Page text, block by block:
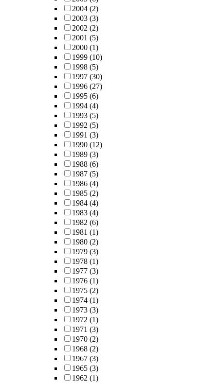
2004 (2)
2003 (3)
2002 (2)
2001 (5)
2000 (1)
1999 (10)
1998 (5)
1997 (30)
1996 (27)
1995 (6)
1994 (4)
1993 (5)
1992 (5)
1991 (3)
1990 (12)
1989 (3)
1988 (6)
1987 (5)
1986 (4)
1985 (2)
1984 (4)
1983 (4)
1982 (6)
1981 (1)
1980 (2)
1979 (3)
1978 (1)
1977 (3)
1976 (1)
1975 (2)
1974 (1)
1973 (3)
1972 (1)
1971 (3)
1970 (2)
1968 (2)
1967 (3)
1965 (3)
1962 (1)